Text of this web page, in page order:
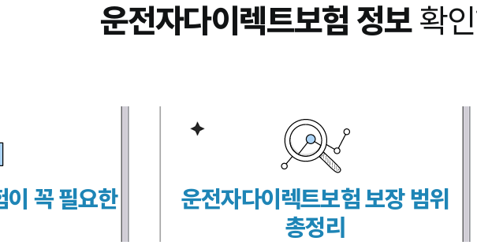
운전자다이렉트보험 정보 확
이 꼭 필요한
운전자다이렉트보험 보장 범위
총정리